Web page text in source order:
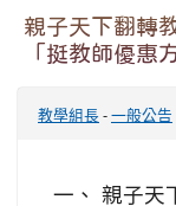
親子天下翻轉
「挺教師優惠
教學組長-一般公告
一、 親子天